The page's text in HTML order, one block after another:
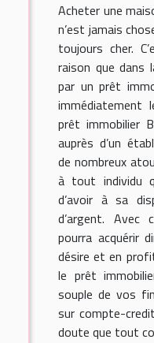
Acheter une
n’est jamais
toujours cher.
raison que dans
par un prêt
immédiatement
prêt immobilier
auprès d’un
de nombreux
à tout individu
d’avoir à sa
d’argent. Avec
pourra acquérir
désire et en
le prêt
souple de vos
sur compte-
doute que tout